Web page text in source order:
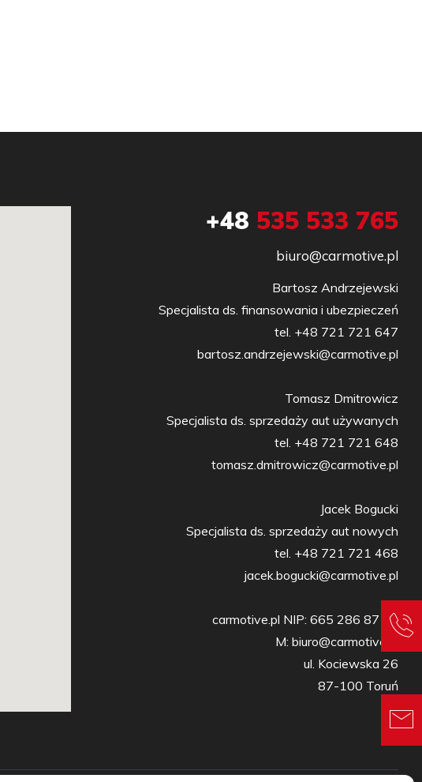
+48 535 533 765
biuro@carmotive.pl
Bartosz Andrzejewski
Specjalista ds. finansowania i ubezpieczeń
tel. +48 721 721 647
bartosz.andrzejewski@carmotive.pl
Tomasz Dmitrowicz
Specjalista ds. sprzedaży aut używanych
tel. +48 721 721 648
tomasz.dmitrowicz@carmotive.pl
Jacek Bogucki
Specjalista ds. sprzedaży aut nowych
tel. +48 721 721 468
jacek.bogucki@carmotive.pl
carmotive.pl NIP: 665 286 87 27
M: biuro@carmotive.pl
ul. Kociewska 26
87-100 Toruń